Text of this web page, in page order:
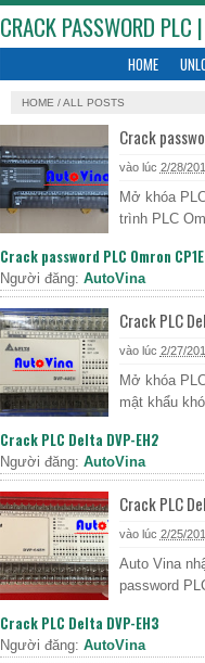
CRACK PASSWORD PLC
HOME
HOME /ALL POSTS
Crack
vào lúc 2/28/
Mở khóa
trình PLC
Crack password PLC Omron CP1E
Người đăng: AutoVina
Crack PLC
vào lúc 2/27/
Mở khóa
mật khẩu
Crack PLC Delta DVP-EH2
Người đăng: AutoVina
Crack PLC
vào lúc 2/25/
Auto Vina
password
Crack PLC Delta DVP-EH3
Người đăng: AutoVina